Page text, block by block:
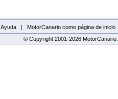
Ayuda | MotorCanario como página de inicio
© Copyright 2001-2026